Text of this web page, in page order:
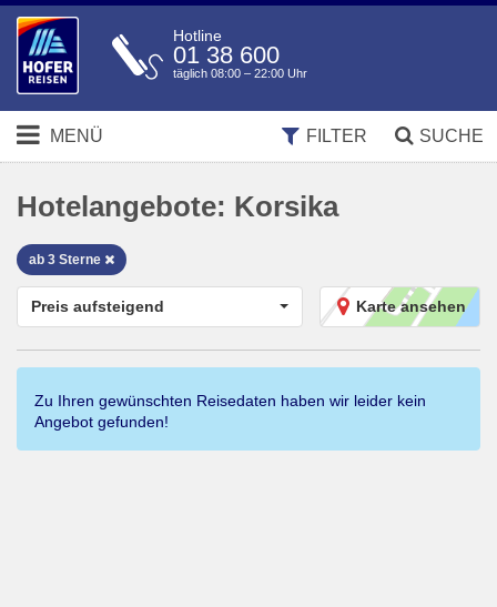
Hotline
01 38 600
täglich 08:00 – 22:00 Uhr
MENÜ SUCHE
FILTER
Hotelangebote: Korsika
ab 3 Sterne
Karte ansehen
Preis aufsteigend
Zu Ihren gewünschten Reisedaten haben wir leider kein
Angebot gefunden!